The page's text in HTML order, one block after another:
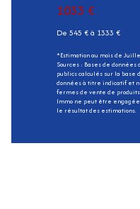
1033 €
De 545 € à 1333 €
*Estimation au mois de
Sources : Bases de
publics calculés sur la base
données à titre indicatif et
fermes de vente de
Immo ne peut être
le résultat des estimations.